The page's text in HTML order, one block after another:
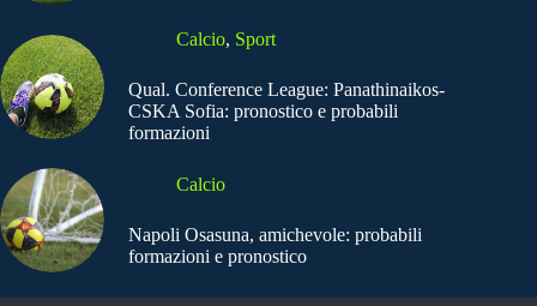
Calcio, Sport
Qual. Conference League: Panathinaikos-
CSKA Sofia: pronostico e probabili
formazioni
Calcio
Napoli Osasuna, amichevole: probabili
formazioni e pronostico